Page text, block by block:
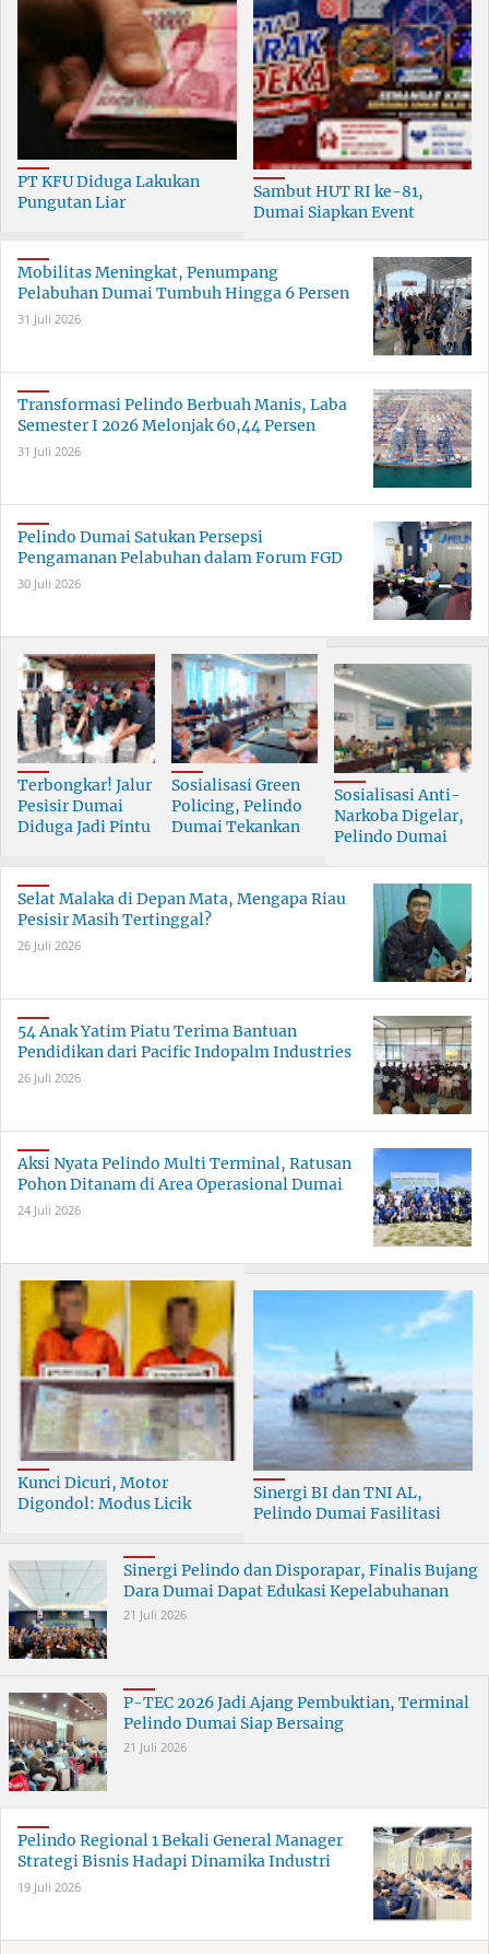
PT KFU Diduga Lakukan
Pungutan Liar
Dumai
Sambut HUT RI ke-81,
Dumai Siapkan Event
Mobilitas Meningkat, Penumpang
Pelabuhan Dumai Tumbuh Hingga 6 Persen
31 Juli 2026
Transformasi Pelindo Berbuah Manis, Laba
Semester I 2026 Melonjak 60,44 Persen
31 Juli 2026
Pelindo Dumai Satukan Persepsi
Pengamanan Pelabuhan dalam Forum FGD
30 Juli 2026
Terbongkar! Jalur
Pesisir Dumai
Diduga Jadi Pintu
Skala Besar
Sosialisasi Green
Policing, Pelindo
Dumai Tekankan
Bersama
Sosialisasi Anti-
Narkoba Digelar,
Pelindo Dumai
Selat Malaka di Depan Mata, Mengapa Riau
Pesisir Masih Tertinggal?
26 Juli 2026
54 Anak Yatim Piatu Terima Bantuan
Pendidikan dari Pacific Indopalm Industries
26 Juli 2026
Aksi Nyata Pelindo Multi Terminal, Ratusan
Pohon Ditanam di Area Operasional Dumai
24 Juli 2026
Kunci Dicuri, Motor
Digondol: Modus Licik
Terungkap
Sinergi BI dan TNI AL,
Pelindo Dumai Fasilitasi
Sinergi Pelindo dan Disporapar, Finalis Bujang
Dara Dumai Dapat Edukasi Kepelabuhanan
21 Juli 2026
P-TEC 2026 Jadi Ajang Pembuktian, Terminal
Pelindo Dumai Siap Bersaing
21 Juli 2026
Pelindo Regional 1 Bekali General Manager
Strategi Bisnis Hadapi Dinamika Industri
19 Juli 2026